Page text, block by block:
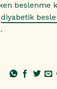
beslenme
diyabetik